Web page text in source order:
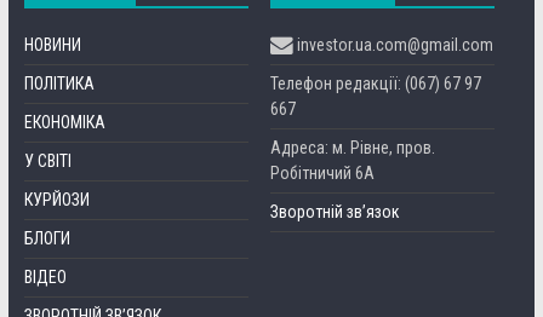
НОВИНИ
ПОЛІТИКА
ЕКОНОМІКА
У СВІТІ
КУРЙОЗИ
БЛОГИ
ВІДЕО
investor.ua.com@gmail.com
Телефон редакції: (067) 67 97
667
Адреса: м. Рівне, пров.
Робітничий 6А
Зворотній зв’язок